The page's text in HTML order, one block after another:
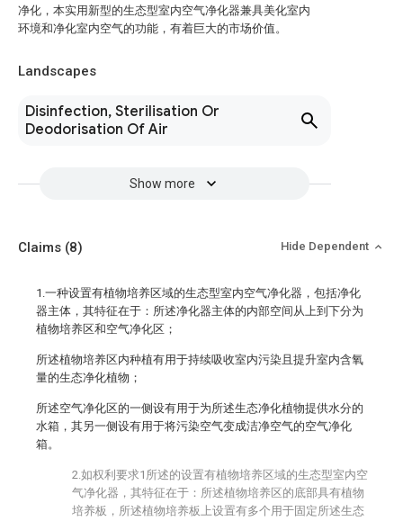
净化，本实用新型的生态型室内空气净化器兼具美化室内
环境和净化室内空气的功能，有着巨大的市场价值。
Landscapes
Disinfection, Sterilisation Or
Deodorisation Of Air
Show more
Claims (8) Hide Dependent
1.一种设置有植物培养区域的生态型室内空气净化器，包括净化
器主体，其特征在于：所述净化器主体的内部空间从上到下分为
植物培养区和空气净化区；
所述植物培养区内种植有用于持续吸收室内污染且提升室内含氧
量的生态净化植物；
所述空气净化区的一侧设有用于为所述生态净化植物提供水分的
水箱，其另一侧设有用于将污染空气变成洁净空气的空气净化
箱。
2.如权利要求1所述的设置有植物培养区域的生态型室内空
气净化器，其特征在于：所述植物培养区的底部具有植物
培养板，所述植物培养板上设置有多个用于固定所述生态